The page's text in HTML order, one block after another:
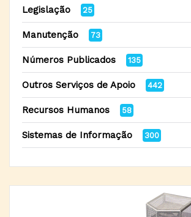
Legislação 25
Manutenção 73
Números Publicados 135
Outros Serviços de Apoio 442
Recursos Humanos 58
Sistemas de Informação 300